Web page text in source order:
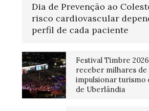
Dia de Prevenção ao
risco cardiovascular
perfil de cada paciente
Festival Timbre
receber milhares de
impulsionar turismo
de Uberlândia